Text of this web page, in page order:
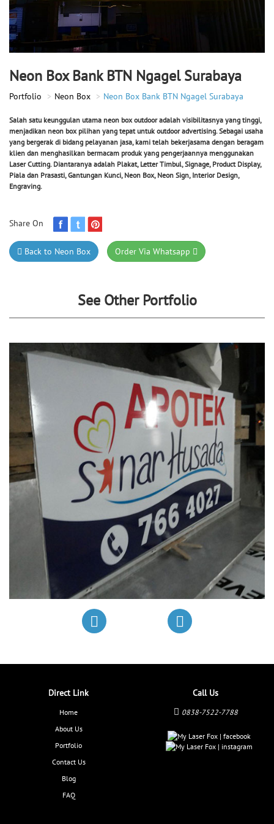
Neon Box Bank BTN Ngagel Surabaya
Portfolio Neon Box Neon Box Bank BTN Ngagel Surabaya
Salah satu keunggulan utama neon box outdoor adalah visibilitasnya yang tinggi,
menjadikan neon box pilihan yang tepat untuk outdoor advertising.Sebagai usaha
yang bergerak di bidang pelayanan jasa, kami telah bekerjasama dengan beragam
klien dan menghasilkan bermacam produk yang pengerjaannya menggunakan
Laser Cutting. Diantaranya adalah Plakat, Letter Timbul, Signage, Product Display,
Piala dan Prasasti, Gantungan Kunci, Neon Box, Neon Sign, Interior Design,
Engraving.
Share On
Back to Neon Box Order Via Whatsapp
See Other Portfolio
Direct Link
Home
About Us
Portfolio
Contact Us
Blog
FAQ
Call Us
0838-7522-7788